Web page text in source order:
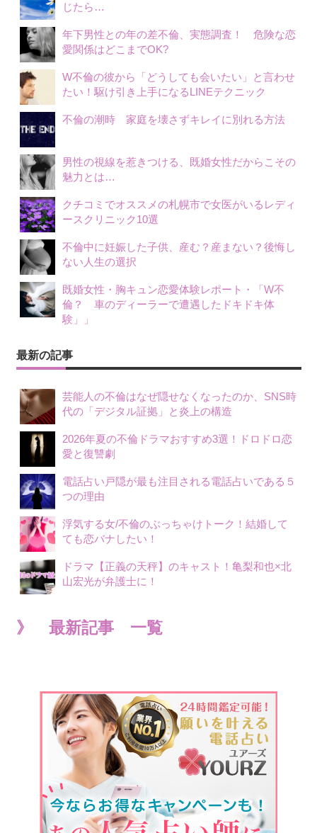
じたら…
年下男性との年の差不倫、実態調査！ 危険な恋
愛関係はどこまでOK?
W不倫の彼から「どうしても会いたい」と言わせ
たい！駆け引き上手になるLINEテクニック
不倫の潮時 家庭を壊さずキレイに別れる方法
男性の視線を惹きつける、既婚女性だからこその
魅力とは…
クチコミでオススメの札幌市で女医がいるレディ
ースクリニック10選
不倫中に妊娠した子供、産む？産まない？後悔し
ない人生の選択
既婚女性・胸キュン恋愛体験レポート・「W不
倫？ 車のディーラーで遭遇したドキドキ体
験」」
最新の記事
芸能人の不倫はなぜ隠せなくなったのか、SNS時
代の「デジタル証拠」と炎上の構造
2026年夏の不倫ドラマおすすめ3選！ドロドロ恋
愛と復讐劇
電話占い戸隠が最も注目される電話占いである５
つの理由
浮気する女/不倫のぶっちゃけトーク！結婚して
ても恋バナしたい！
ドラマ【正義の天秤】のキャスト！亀梨和也×北
山宏光が弁護士に！
》 最新記事 一覧